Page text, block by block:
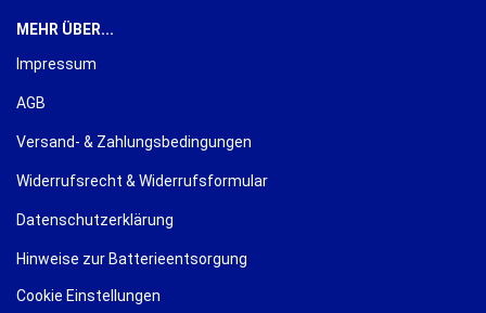
MEHR ÜBER...
Impressum
AGB
Versand- & Zahlungsbedingungen
Widerrufsrecht & Widerrufsformular
Datenschutzerklärung
Hinweise zur Batterieentsorgung
Cookie Einstellungen